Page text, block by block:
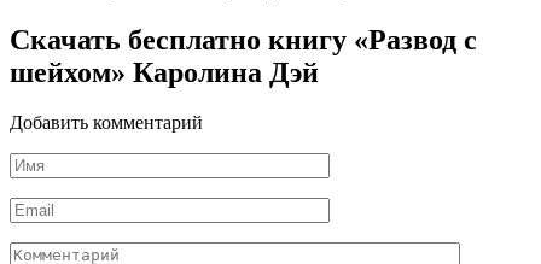
Скачать бесплатно книгу «Развод с
шейхом» Каролина Дэй
Добавить комментарий
Имя
*
Email
*
Комментарий